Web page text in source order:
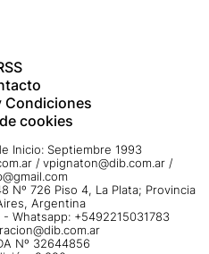
Condiciones
cookies
Inicio: Septiembre 1993
/ vpignaton@dib.com.ar /
Nº 726 Piso 4, La Plata; Provincia
Argentina
Whatsapp: +5492215031783
Nº 32644856